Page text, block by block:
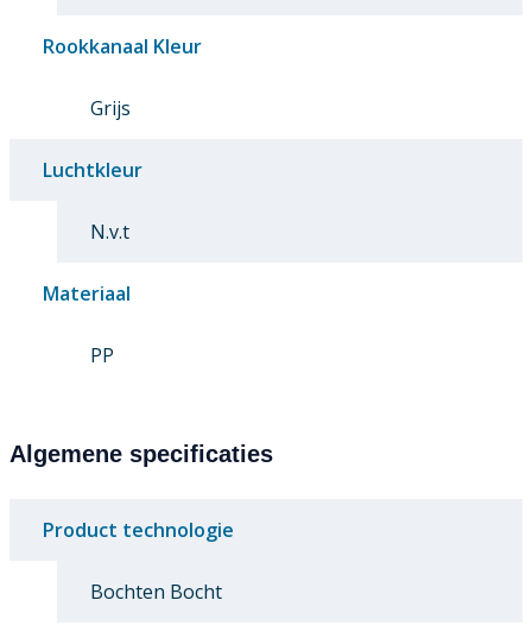
Rookkanaal Kleur
Grijs
Luchtkleur
N.v.t
Materiaal
PP
Algemene specificaties
Product technologie
Bochten Bocht